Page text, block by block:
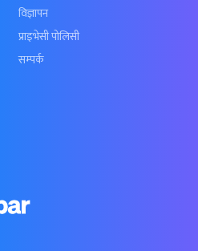
विज्ञापन
प्राइभेसी पोलिसी
सम्पर्क